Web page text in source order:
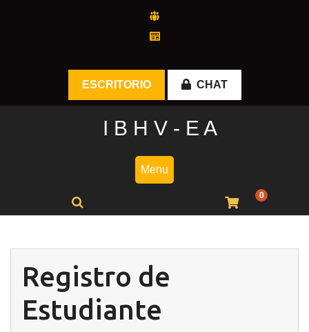
ESCRITORIO CHAT
I B H V - E A
Menu
0
Registro de
Estudiante